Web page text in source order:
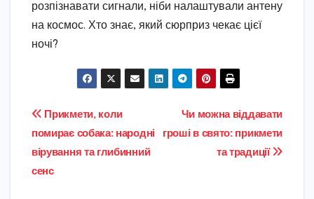
розпізнавати сигнали, ніби налаштували антену
на космос. Хто знає, який сюрприз чекає цієї
ночі?
Навігація
записів
Чи можна віддавати
гроші в свято: прикмети
та традиції
Прикмети, коли
помирає собака: народні
вірування та глибинний
сенс